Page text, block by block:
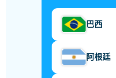
巴西
阿根廷